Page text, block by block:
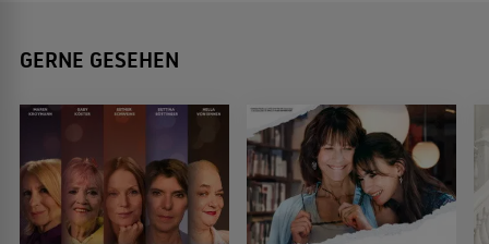
GERNE GESEHEN